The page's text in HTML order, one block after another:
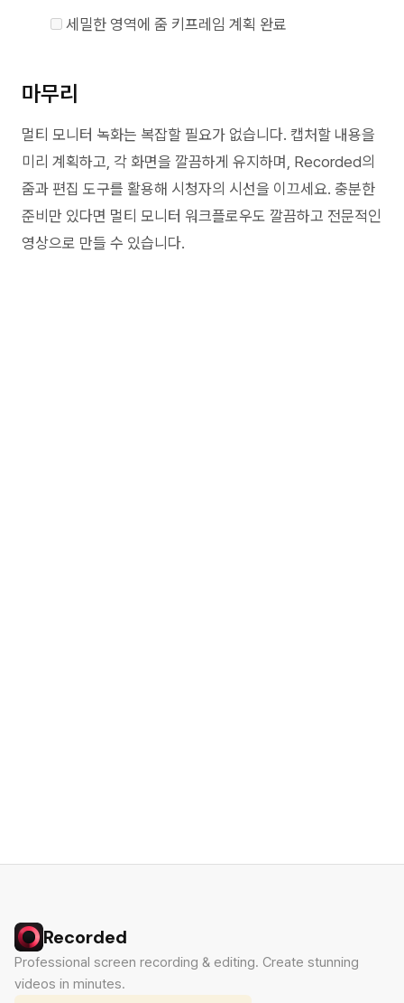
세밀한 영역에 줌 키프레임 계획 완료
마무리
멀티 모니터 녹화는 복잡할 필요가 없습니다. 캡처할 내용을
미리 계획하고, 각 화면을 깔끔하게 유지하며, Recorded의
줌과 편집 도구를 활용해 시청자의 시선을 이끄세요. 충분한
준비만 있다면 멀티 모니터 워크플로우도 깔끔하고 전문적인
영상으로 만들 수 있습니다.
Recorded
Professional screen recording & editing. Create stunning
videos in minutes.